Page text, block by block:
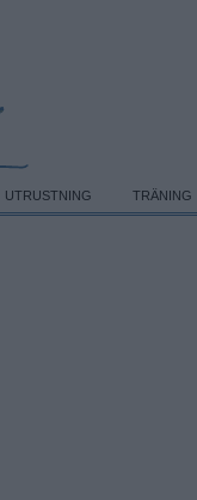
UTRUSTNING TRÄNING